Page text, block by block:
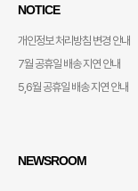
NOTICE
개인정보 처리방침 변경 안내
7월 공휴일 배송 지연 안내
5,6월 공휴일 배송 지연 안내
NEWSROOM